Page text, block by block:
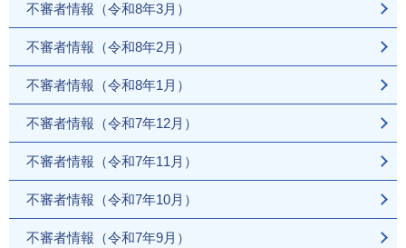
不審者情報（令和8年3月）
不審者情報（令和8年2月）
不審者情報（令和8年1月）
不審者情報（令和7年12月）
不審者情報（令和7年11月）
不審者情報（令和7年10月）
不審者情報（令和7年9月）